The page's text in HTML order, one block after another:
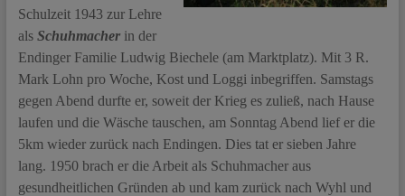
Schulzeit 1943 zur Lehre
als Schuhmacherin der
Endinger Familie Ludwig Biechele (am Marktplatz). Mit 3 R.
Mark Lohn pro Woche, Kost und Loggi inbegriffen. Samstags
gegen Abend durfte er, soweit der Krieg es zuließ, nach Hause
laufen und die Wäsche tauschen, am Sonntag Abend lief er die
5km wieder zurück nach Endingen. Dies tat er sieben Jahre
lang. 1950 brach er die Arbeit als Schuhmacher aus
gesundheitlichen Gründen ab und kam zurück nach Wyhl und